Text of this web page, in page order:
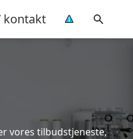
kontakt
vores tilbudstjeneste,